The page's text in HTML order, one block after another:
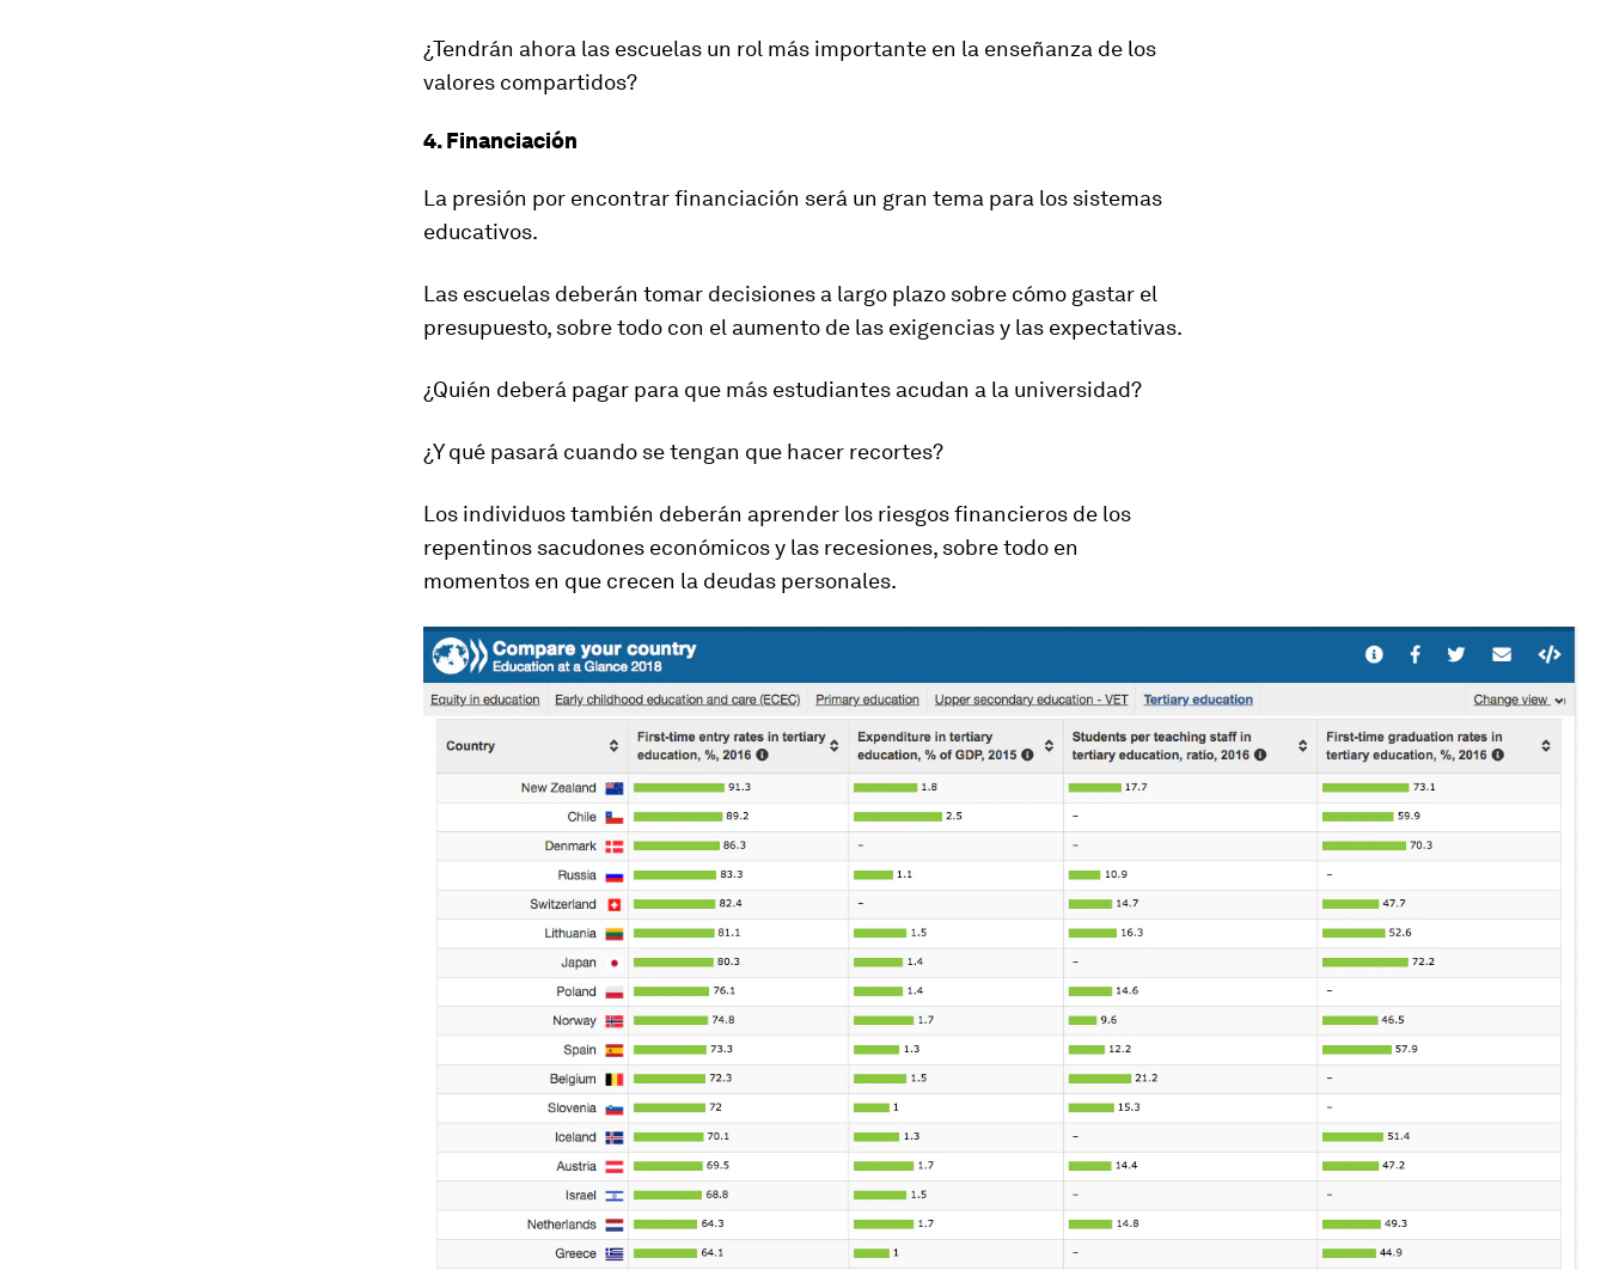
¿Tendrán ahora las escuelas un rol más importante en la enseñanza de los
valores compartidos?
4. Financiación
La presión por encontrar financiación será un gran tema para los sistemas
educativos.
Las escuelas deberán tomar decisiones a largo plazo sobre cómo gastar el
presupuesto, sobre todo con el aumento de las exigencias y las expectativas.
¿Quién deberá pagar para que más estudiantes acudan a la universidad?
¿Y qué pasará cuando se tengan que hacer recortes?
Los individuos también deberán aprender los riesgos financieros de los
repentinos sacudones económicos y las recesiones, sobre todo en
momentos en que crecen la deudas personales.